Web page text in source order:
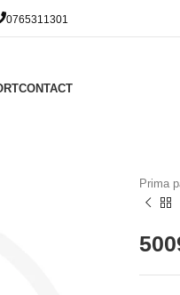
0765311301
CONTACT
Prima